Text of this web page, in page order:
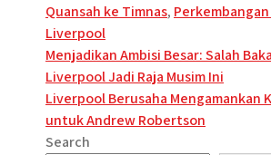
Quansah ke Timnas,
Liverpool
Post
navigation
Menjadikan Ambisi Besar: Salah
Liverpool Jadi Raja Musim Ini
Liverpool Berusaha Mengamankan
untuk Andrew Robertson
Search